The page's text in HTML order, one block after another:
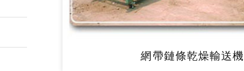
網帶鏈條乾燥輸送機